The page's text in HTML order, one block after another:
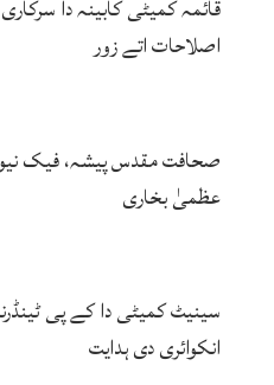
قائمہ کمیٹی کابینہ دا
اصلاحات اتے زور
صحافت مقدس پیشہ، فیک
عظمیٰ بخاری
سینیٹ کمیٹی دا کے پی
انکوائری دی ہدایت